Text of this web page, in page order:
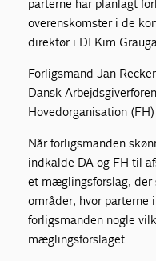
parterne har planlagt
overenskomster i de
direktør i DI Kim
Forligsmand Jan
Dansk
Hovedorganisation
Når forligsmanden
indkalde DA og FH til
et mæglingsforslag,
områder, hvor
forligsmanden nogle
mæglingsforslaget.